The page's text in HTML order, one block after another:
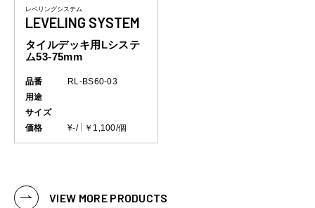
レベリングシステム
LEVELING SYSTEM
タイルデッキ用Lシステ
ム53-75mm
品番
RL-BS60-03
用途
サイズ
価格
¥-/ ￥1,100/個
VIEW MORE PRODUCTS